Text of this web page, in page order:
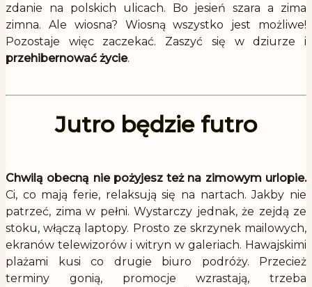
zdanie na polskich ulicach. Bo jesień szara a zima
zimna. Ale wiosna? Wiosną wszystko jest możliwe!
Pozostaje więc zaczekać. Zaszyć się w dziurze i
przehibernować życie.
.
Jutro będzie futro
.
Chwilą obecną nie pożyjesz też na zimowym urlopie.
Ci, co mają ferie, relaksują się na nartach. Jakby nie
patrzeć, zima w pełni. Wystarczy jednak, że zejdą ze
stoku, włączą laptopy. Prosto ze skrzynek mailowych,
ekranów telewizorów i witryn w galeriach. Hawajskimi
plażami kusi co drugie biuro podróży. Przecież
terminy gonią, promocje wzrastają, trzeba